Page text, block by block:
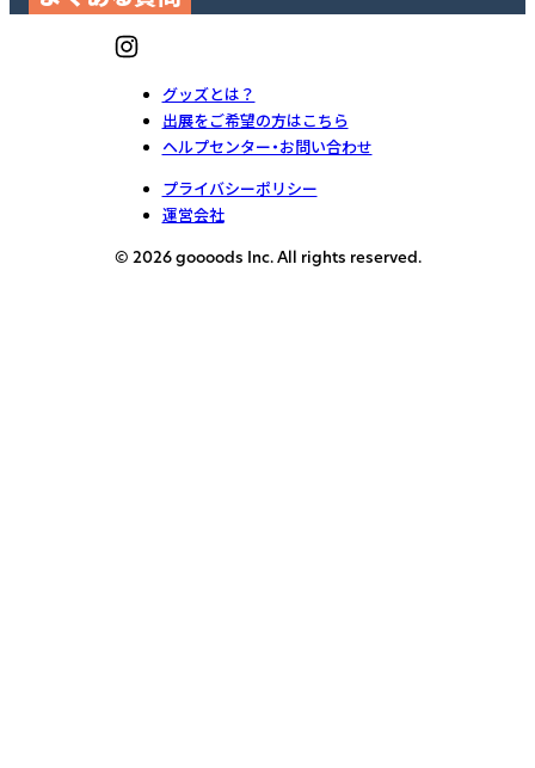
グッズとは？
出展をご希望の方はこちら
ヘルプセンター・お問い合わせ
プライバシーポリシー
運営会社
© 2026 goooods Inc. All rights reserved.